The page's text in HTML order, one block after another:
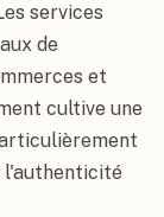
services
de
et
cultive une
l'authenticité